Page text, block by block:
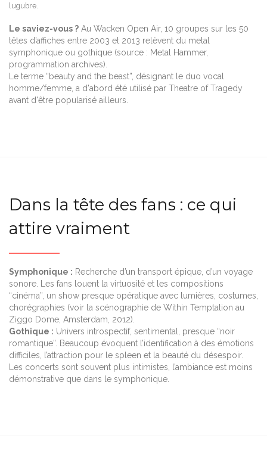
lugubre.
Le saviez-vous ? Au Wacken Open Air, 10 groupes sur les 50
têtes d’affiches entre 2003 et 2013 relèvent du metal
symphonique ou gothique (source : Metal Hammer,
programmation archives).
Le terme “beauty and the beast”, désignant le duo vocal
homme/femme, a d'abord été utilisé par Theatre of Tragedy
avant d'être popularisé ailleurs.
Dans la tête des fans : ce qui
attire vraiment
Symphonique : Recherche d’un transport épique, d’un voyage
sonore. Les fans louent la virtuosité et les compositions
“cinéma”, un show presque opératique avec lumières, costumes,
chorégraphies (voir la scénographie de Within Temptation au
Ziggo Dome, Amsterdam, 2012).
Gothique : Univers introspectif, sentimental, presque “noir
romantique”. Beaucoup évoquent l’identification à des émotions
difficiles, l’attraction pour le spleen et la beauté du désespoir.
Les concerts sont souvent plus intimistes, l’ambiance est moins
démonstrative que dans le symphonique.